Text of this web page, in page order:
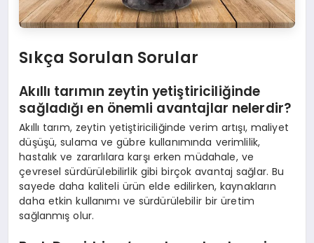
Sıkça Sorulan Sorular
Akıllı tarımın zeytin yetiştiriciliğinde
sağladığı en önemli avantajlar nelerdir?
Akıllı tarım, zeytin yetiştiriciliğinde verim artışı, maliyet
düşüşü, sulama ve gübre kullanımında verimlilik,
hastalık ve zararlılara karşı erken müdahale, ve
çevresel sürdürülebilirlik gibi birçok avantaj sağlar. Bu
sayede daha kaliteli ürün elde edilirken, kaynakların
daha etkin kullanımı ve sürdürülebilir bir üretim
sağlanmış olur.